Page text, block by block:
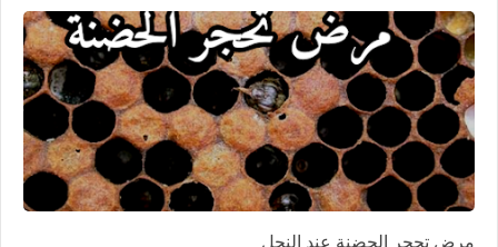
مرض تحجر الحضنة عند النحل